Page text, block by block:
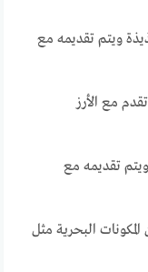
ويتم تقديمه مع
مع الأرز
تقديمه مع
البحرية مثل